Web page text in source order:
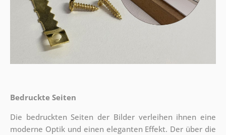
Bedruckte Seiten
Die bedruckten Seiten der Bilder verleihen ihnen eine
moderne Optik und einen eleganten Effekt. Der über die